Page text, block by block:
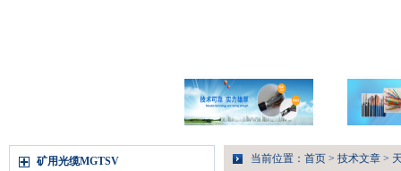
矿用光缆MGTSV 当前位置： 首页 > 技术文章 >